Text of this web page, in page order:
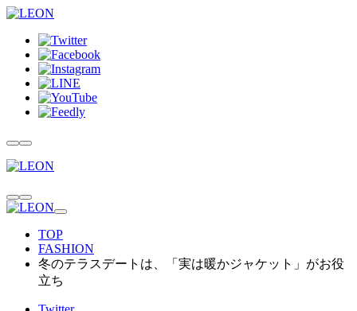
TOP
FASHION
冬のテラスデートは、「実は暖かジャケット」がお役
立ち